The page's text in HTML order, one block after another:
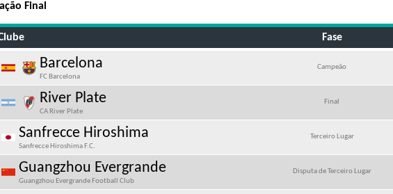
Final
Fase
Barcelona
FC Barcelona
Campeão
River Plate
CA River Plate
Final
Sanfrecce Hiroshima
Sanfrecce Hiroshima F.C.
Terceiro Lugar
Guangzhou Evergrande
Guangzhou Evergrande Football Club
Disputa de Terceiro Lugar